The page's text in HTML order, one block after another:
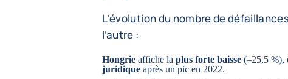
L’évolution du nombre de
l’autre :
Hongrie affiche laplus forte baisse (–25,5 %),
juridique après un pic en 2022.